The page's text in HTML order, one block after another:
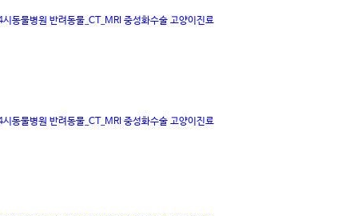
시동물병원 반려동물_CT_MRI 중성화수술 고양이진료
시동물병원 반려동물_CT_MRI 중성화수술 고양이진료